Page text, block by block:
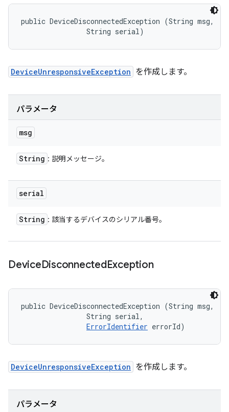
public DeviceDisconnectedException (String msg,
                String serial)
DeviceUnresponsiveException を作成します。
パラメータ
msg
String : 説明メッセージ。
serial
String : 該当するデバイスのシリアル番号。
DeviceDisconnectedException
public DeviceDisconnectedException (String msg,
                String serial,
ErrorIdentifier errorId)
DeviceUnresponsiveException を作成します。
パラメータ